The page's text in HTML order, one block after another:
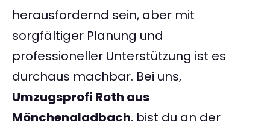
herausfordernd sein, aber mit
sorgfältiger Planung und
professioneller Unterstützung ist es
durchaus machbar. Bei uns,
Umzugsprofi Roth aus